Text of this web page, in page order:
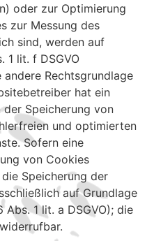
oder zur Optimierung
zur Messung des
sind, werden auf
1 lit. f DSGVO
Rechtsgrundlage
hat ein
Speicherung von
und optimierten
Sofern eine
von Cookies
Speicherung der
auf Grundlage
1 lit. a DSGVO); die